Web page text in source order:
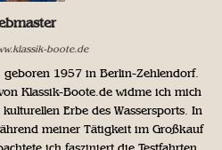
boote.de
geboren 1957 in Berlin-Zehlendorf.
Klassik-Boote.de widme ich mich
Erbe des Wassersports. In
meiner Tätigkeit im Großkauf